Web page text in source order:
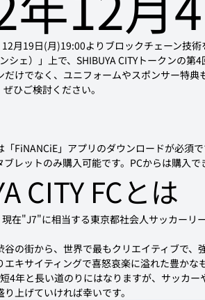
12月19日(月)19:00よりブロックチェーン技
シェ）」上で、SHIBUYA CITYトークンの第
だけでなく、ユニフォームやスポンサー特
ひご検討ください。
FiNANCiE」アプリのダウンロードが必須
レットのみ購入可能です。PCからは購入で
CITY FCとは
現在"J7"に相当する東京都社会人サッカー
谷の街から、世界で最もクリエイティブで
エキサイティングで喜怒哀楽に溢れた豊かな
4年と長い道のりにはなりますが、サッカ
上げていければ幸いです。